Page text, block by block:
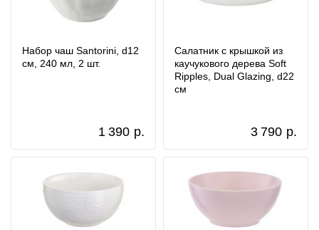
Набор чаш Santorini, d12
см, 240 мл, 2 шт.
1 390 р.
Салатник с крышкой из
каучукового дерева Soft
Ripples, Dual Glazing, d22
см
3 790 р.